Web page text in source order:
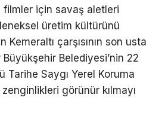
için savaş aletleri
üretim kültürünü
çarşısının son usta
Belediyesi’nin 22
Tarihe Saygı Yerel Koruma
görünür kılmayı